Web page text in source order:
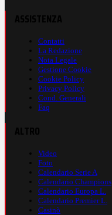
Contatti
La Redazione
Nota Legale
Gestione Cookie
Cookie Policy
Privacy Policy
Cond. Generali
Faq
Video
Foto
Calendario Serie A
Calendario Champions
Calendario Europa L.
Calendario Premier L.
Casinò